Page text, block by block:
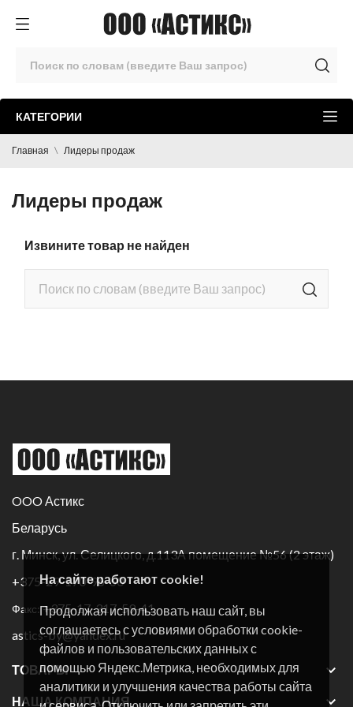
На сайте работают cookie!
Продолжая использовать наш сайт, вы
соглашаетесь с условиями обработки cookie-
файлов и пользовательских данных с
помощью Яндекс.Метрика, необходимых для
аналитики и улучшения качества работы сайта
КАТЕГОРИИ
Главная Лидеры продаж
Лидеры продаж
Извините товар не найден
OOO Астикс
Беларусь
г. Минск, ул. Селицкого, д.113А помещение №56 (2 этаж)
+375-29-170-96-60
Факс:+375-17-317-59-41
astics-by@yandex.ru
ТОВАРЫ 
НАША КОМПАНИЯ 